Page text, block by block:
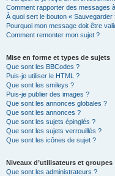
Comment rapporter des messages
À quoi sert le bouton «
Pourquoi mon message doit être
Comment remonter mon sujet ?
Mise en forme et types de sujets
Que sont les BBCodes ?
Puis-je utiliser le HTML ?
Que sont les smileys ?
Puis-je publier des images ?
Que sont les annonces globales ?
Que sont les annonces ?
Que sont les sujets épinglés ?
Que sont les sujets verrouillés ?
Que sont les icônes de sujet ?
Niveaux d’utilisateurs et groupes
Que sont les administrateurs ?